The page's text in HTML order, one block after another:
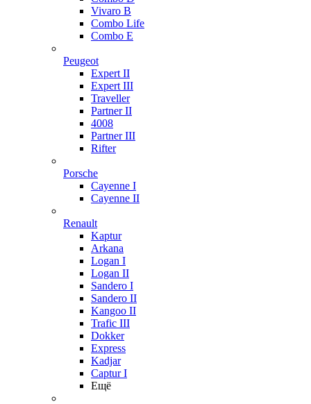
Vivaro B
Combo Life
Combo E
Peugeot
Expert II
Expert III
Traveller
Partner II
4008
Partner III
Rifter
Porsche
Cayenne I
Cayenne II
Renault
Kaptur
Arkana
Logan I
Logan II
Sandero I
Sandero II
Kangoo II
Trafic III
Dokker
Express
Kadjar
Captur I
Ещё